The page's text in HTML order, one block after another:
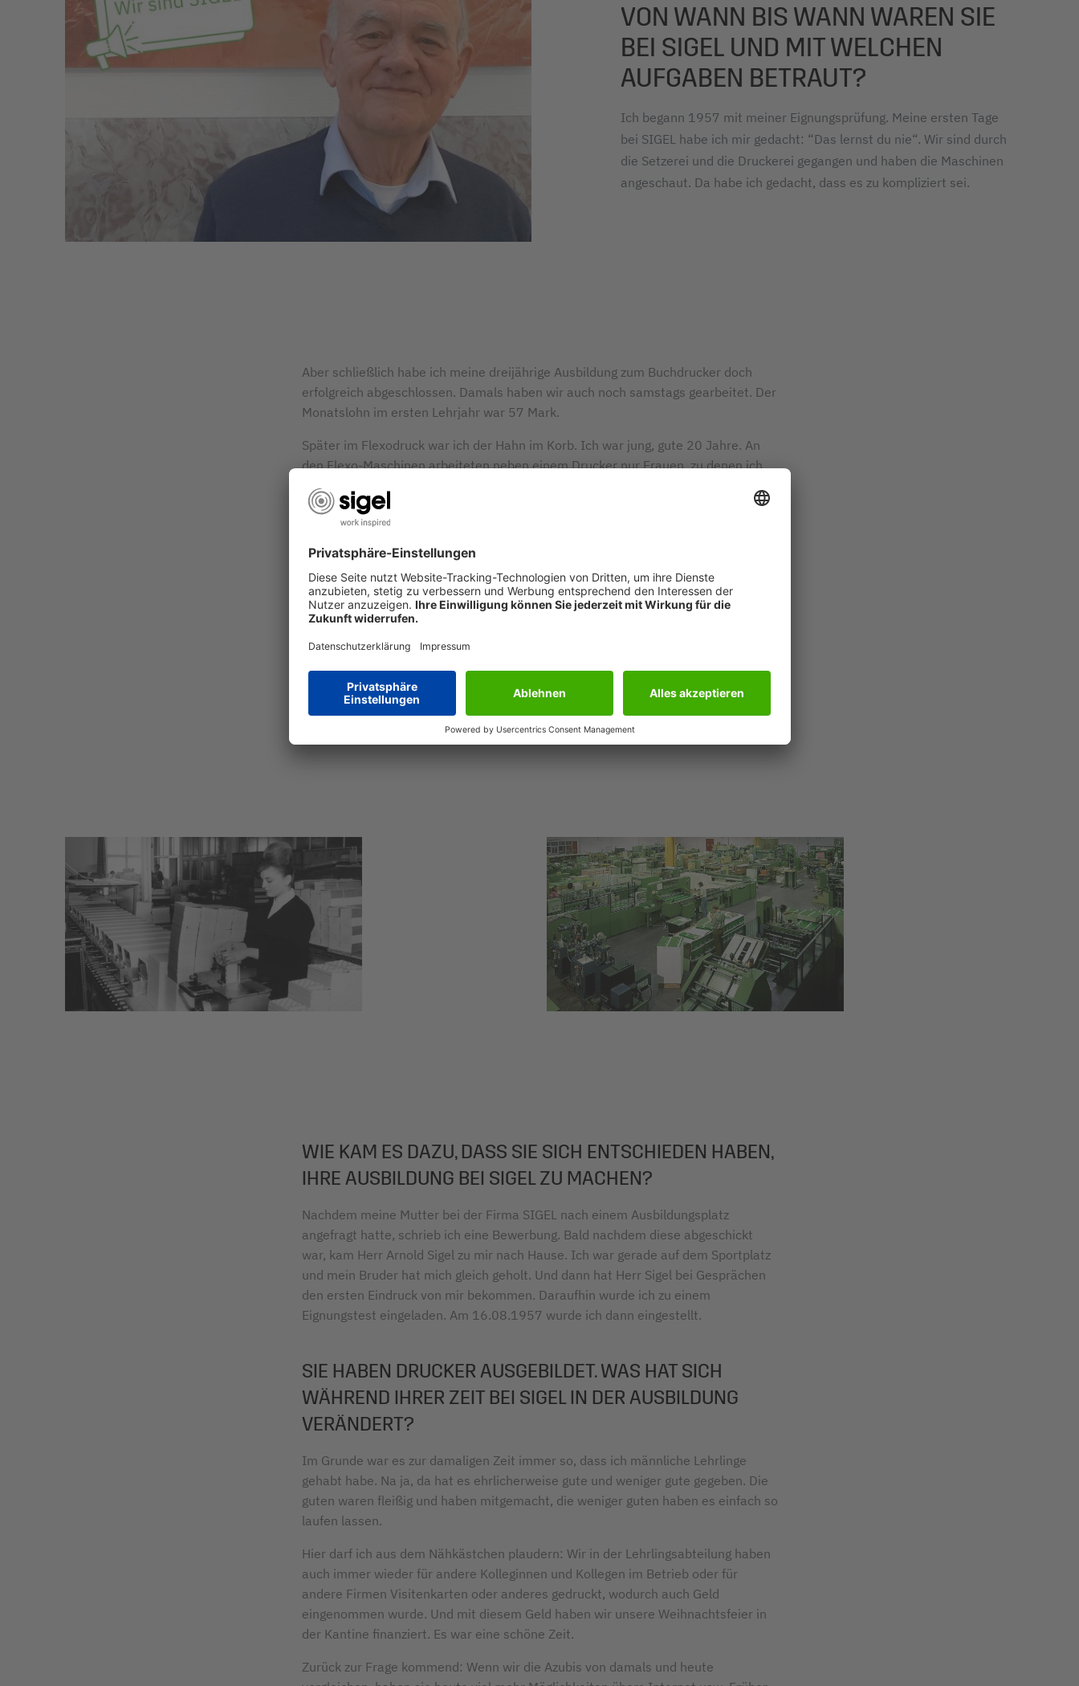
VON WANN BIS WANN WAREN SIE
BEI SIGEL UND MIT WELCHEN
AUFGABEN BETRAUT?
Ich begann 1957 mit meiner Eignungsprüfung. Meine ersten Tage
bei SIGEL habe ich mir gedacht: “Das lernst du nie“. Wir sind durch
die Setzerei und die Druckerei gegangen und haben die Maschinen
angeschaut. Da habe ich gedacht, dass es zu kompliziert sei.
Aber schließlich habe ich meine dreijährige Ausbildung zum Buchdrucker doch
erfolgreich abgeschlossen. Damals haben wir auch noch samstags gearbeitet. Der
Monatslohn im ersten Lehrjahr war 57 Mark.
Später im Flexodruck war ich der Hahn im Korb. Ich war jung, gute 20 Jahre. An
den Flexo-Maschinen arbeiteten neben einem Drucker nur Frauen, zu denen ich
immer ein sehr gutes Verhältnis hatte. Wenn irgendetwas nicht so gut lief, dann
waren sie immer auf meiner Seite. Es war eine schöne Zeit. In Kürze habe ich die
Flexo-Druckmaschinen beherrscht, dann wurde der Offsetdruck aktuell. Ab 1966
wurde ich im Offsetdruck geschult und habe die Prüfung als Offsetdrucker
gemacht. Wir haben im Schichtbetrieb Tag und Nacht gedruckt und ich war der
erste gelernte Offset-Drucker bei SIGEL.
Neben meiner Tätigkeit als Schichtleiter und stellvertretender Abteilungsleiter im
die Oberleitung der Lehrlingsausbildung übertragen. 2006 ging ich schließlich in
WIE KAM ES DAZU, DASS SIE SICH ENTSCHIEDEN HABEN,
IHRE AUSBILDUNG BEI SIGEL ZU MACHEN?
Nachdem meine Mutter bei der Firma SIGEL nach einem Ausbildungsplatz
angefragt hatte, schrieb ich eine Bewerbung. Bald nachdem diese abgeschickt
war, kam Herr Arnold Sigel zu mir nach Hause. Ich war gerade auf dem Sportplatz
und mein Bruder hat mich gleich geholt. Und dann hat Herr Sigel bei Gesprächen
den ersten Eindruck von mir bekommen. Daraufhin wurde ich zu einem
Eignungstest eingeladen. Am 16.08.1957 wurde ich dann eingestellt.
SIE HABEN DRUCKER AUSGEBILDET. WAS HAT SICH
WÄHREND IHRER ZEIT BEI SIGEL IN DER AUSBILDUNG
VERÄNDERT?
Im Grunde war es zur damaligen Zeit immer so, dass ich männliche Lehrlinge
gehabt habe. Na ja, da hat es ehrlicherweise gute und weniger gute gegeben. Die
guten waren fleißig und haben mitgemacht, die weniger guten haben es einfach so
laufen lassen.
Hier darf ich aus dem Nähkästchen plaudern: Wir in der Lehrlingsabteilung haben
auch immer wieder für andere Kolleginnen und Kollegen im Betrieb oder für
andere Firmen Visitenkarten oder anderes gedruckt, wodurch auch Geld
eingenommen wurde. Und mit diesem Geld haben wir unsere Weihnachtsfeier in
der Kantine finanziert. Es war eine schöne Zeit.
Zurück zur Frage kommend: Wenn wir die Azubis von damals und heute